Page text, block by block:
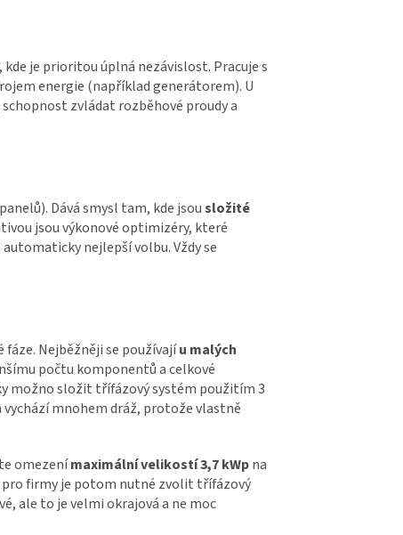
kde je prioritou úplná nezávislost. Pracuje s
energie (například generátorem). U
schopnost zvládat rozběhové proudy a
Dává smysl tam, kde jsousložité
jsou výkonové optimizéry, které
nejlepší volbu. Vždy se
fáze. Nejběžněji se používajíu malých
počtu komponentů a celkové
možno složit třífázový systém použitím 3
mnohem dráž, protože vlastně
omezenímaximální velikostí 3,7 kWpna
pro firmy je potom nutné zvolit třífázový
ale to je velmi okrajová a ne moc